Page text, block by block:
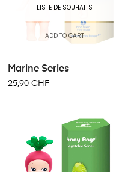
LISTE DE SOUHAITS
ADD TO CART
Marine Series
25,90 CHF